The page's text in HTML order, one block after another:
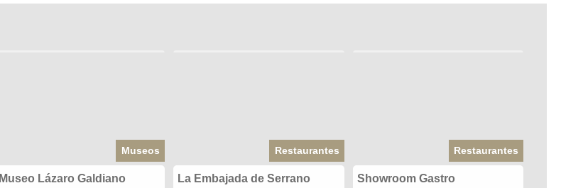
Museos
Museo Lázaro Galdiano
Restaurantes
La Embajada de Serrano
Restaurantes
Showroom Gastro